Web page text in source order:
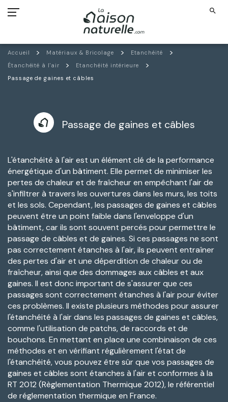
search
Accueil Matériaux & Bricolage
Etanchéité
Étanchéité à l'air
Etanchéité intérieure
Passage de gaines et câbles
Passage de gaines et câbles
L'étanchéité à l'air est un élément clé de la performance
énergétique d'un bâtiment. Elle permet de minimiser les
pertes de chaleur et de fraîcheur en empêchant l'air de
s'infiltrer à travers les ouvertures dans les murs, les toits
et les sols. Cependant, les passages de gaines et câbles
peuvent être un point faible dans l'enveloppe d'un
bâtiment, car ils sont souvent percés pour permettre le
passage de câbles et de gaines. Si ces passages ne sont
pas correctement étanches à l'air, ils peuvent entraîner
des pertes d'air et une déperdition de chaleur ou de
fraîcheur, ainsi que des dommages aux câbles et aux
gaines. Il est donc important de s'assurer que ces
passages sont correctement étanches à l'air pour éviter
ces problèmes. Il existe plusieurs méthodes pour assurer
l'étanchéité à l'air dans les passages de gaines et câbles,
comme l'utilisation de patchs, de raccords et de
bouchons. En mettant en place une combinaison de ces
méthodes et en vérifiant régulièrement l'état de
l'étanchéité, vous pouvez être sûr que vos passages de
gaines et câbles sont étanches à l'air et conformes à la
RT 2012 (Règlementation Thermique 2012), le référentiel
de réglementation thermique en France.